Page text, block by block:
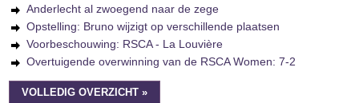
Anderlecht al zwoegend naar de zege
Opstelling: Bruno wijzigt op verschillende plaatsen
Voorbeschouwing: RSCA - La Louvière
Overtuigende overwinning van de RSCA Women: 7-2
VOLLEDIG OVERZICHT »